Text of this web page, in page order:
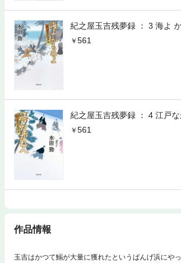
紀之屋玉吉残夢録 ： 3 海よ
561
紀之屋玉吉残夢録 ： 4 江戸な
561
作品情報
玉吉はかつて鰯が大量に獲れたというばんげ浜にや